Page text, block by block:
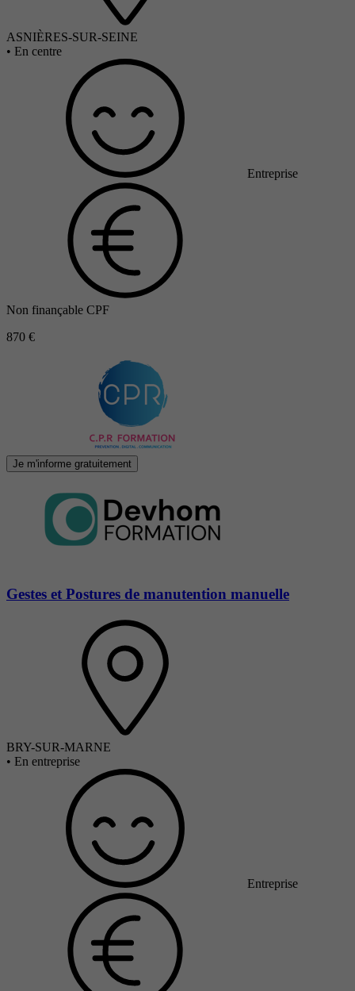
ASNIÈRES-SUR-SEINE
• En centre
Entreprise
Non finançable CPF
870 €
Je m'informe gratuitement
Gestes et Postures de manutention manuelle
BRY-SUR-MARNE
• En entreprise
Entreprise